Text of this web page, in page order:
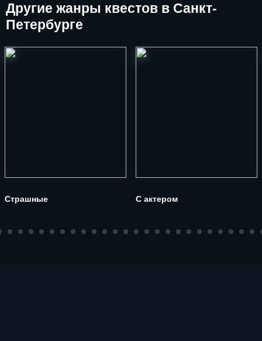
Другие жанры квестов в Санкт-
Петербурге
Страшные С актером